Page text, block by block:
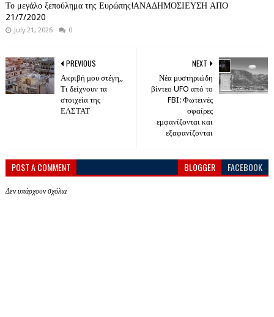
Το μεγάλο ξεπούλημα της Ευρώπης!ΑΝΑΔΗΜΟΣΙΕΥΣΗ ΑΠΟ
21/7/2020
July 21, 2026 0
NEXT
Νέα μυστηριώδη
βίντεο UFO από το
FBI: Φωτεινές
σφαίρες
εμφανίζονται και
εξαφανίζονται
PREVIOUS
Ακριβή μου στέγη,,
Τι δείχνουν τα
στοιχεία της
ΕΛΣΤΑΤ
POST A COMMENT BLOGGER FACEBOOK
Δεν υπάρχουν σχόλια